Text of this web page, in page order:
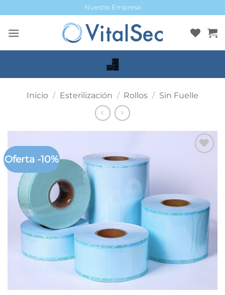
al
contenido
Nuestra Empresa
Inicio / Esterilización / Rollos / Sin Fuelle
Oferta -10%